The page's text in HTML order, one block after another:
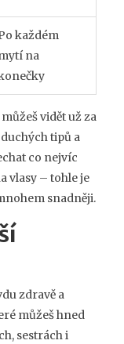
každém
na
vidět už za
tipů a
co nejvíc
vlasy – tohle je
snadněji.
zdravě a
můžeš hned
sestrách i